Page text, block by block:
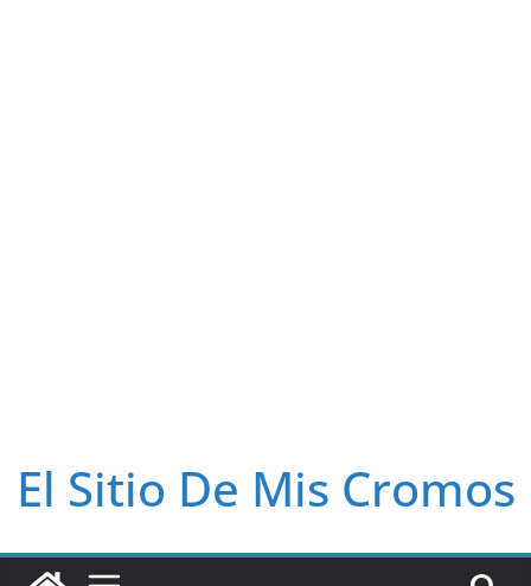
El Sitio De Mis Cromos